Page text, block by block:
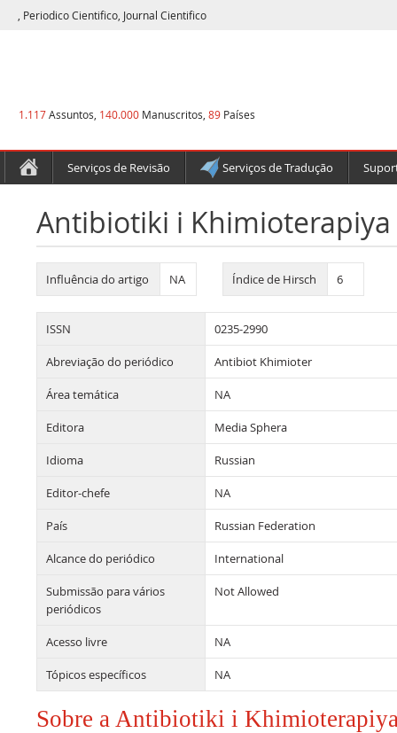
, Periodico Cientifico, Journal Cientifico
1.117Assuntos, 140.000 Manuscritos, 89 Países
Serviços de Revisão Serviços de Tradução
Antibiotiki i Khimioterapiya
Influência do artigo NA Índice de Hirsch 6
ISSN 0235-2990
Abreviação do periódico Antibiot Khimioter
Área temática NA
Editora Media Sphera
Idioma Russian
Editor-chefe NA
País Russian Federation
Alcance do periódico International
Submissão para vários
periódicos
Not Allowed
Acesso livre NA
Tópicos específicos NA
Sobre a Antibiotiki i